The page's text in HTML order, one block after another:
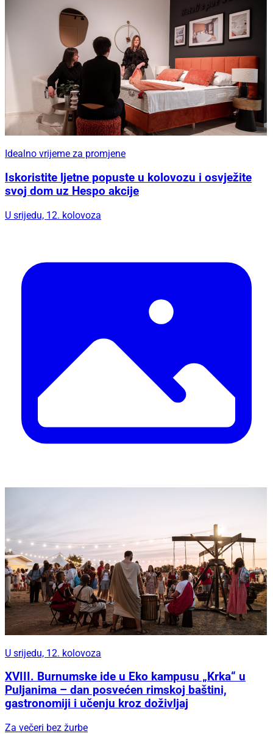
Idealno vrijeme za promjene
Iskoristite ljetne popuste u kolovozu i osvježite
svoj dom uz Hespo akcije
U srijedu, 12. kolovoza
U srijedu, 12. kolovoza
XVIII. Burnumske ide u Eko kampusu „Krka“ u
Puljanima – dan posvećen rimskoj baštini,
gastronomiji i učenju kroz doživljaj
Za večeri bez žurbe